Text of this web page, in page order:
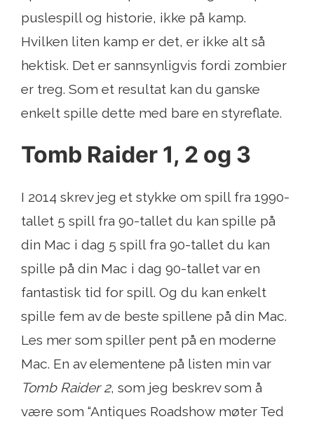
puslespill og historie, ikke på kamp.
Hvilken liten kamp er det, er ikke alt så
hektisk. Det er sannsynligvis fordi zombier
er treg. Som et resultat kan du ganske
enkelt spille dette med bare en styreflate.
Tomb Raider 1, 2 og 3
I 2014 skrev jeg et stykke om spill fra 1990-
tallet 5 spill fra 90-tallet du kan spille på
din Mac i dag 5 spill fra 90-tallet du kan
spille på din Mac i dag 90-tallet var en
fantastisk tid for spill. Og du kan enkelt
spille fem av de beste spillene på din Mac.
Les mer som spiller pent på en moderne
Mac. En av elementene på listen min var
Tomb Raider 2, som jeg beskrev som å
være som “Antiques Roadshow møter Ted